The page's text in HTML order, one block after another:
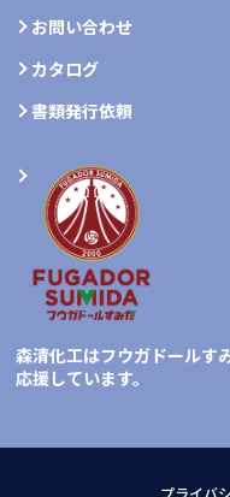
お問い合わせ
カタログ
書類発行依頼
森清化工はフウガドールす
応援しています。
プライバ